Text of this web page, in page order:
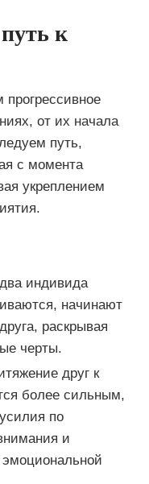
к
от их начала
путь,
с момента
укреплением
индивида
начинают
раскрывая
черты.
друг к
более сильным,
по
и